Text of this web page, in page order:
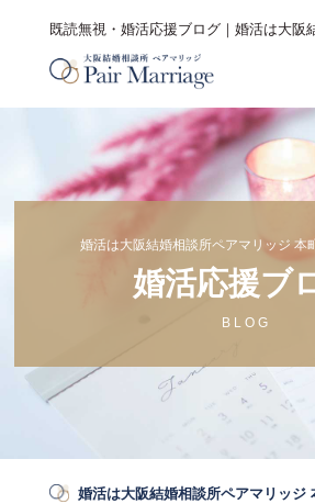
既読無視・婚活応援ブログ｜婚活は大阪
婚活は大阪結婚相談所ペアマリッジ 本
婚活応援ブ
BLOG
婚活は大阪結婚相談所ペアマリッジ